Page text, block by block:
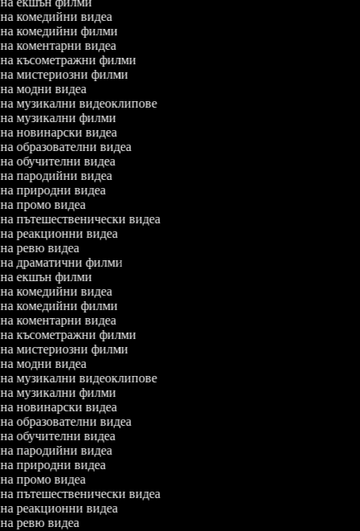
на комедийни видеа
на комедийни филми
на коментарни видеа
на късометражни филми
на мистериозни филми
на модни видеа
на музикални видеоклипове
на музикални филми
на новинарски видеа
на образователни видеа
на обучителни видеа
на пародийни видеа
на природни видеа
на промо видеа
на пътешественически видеа
на реакционни видеа
на ревю видеа
на драматични филми
на екшън филми
на комедийни видеа
на комедийни филми
на коментарни видеа
на късометражни филми
на мистериозни филми
на модни видеа
на музикални видеоклипове
на музикални филми
на новинарски видеа
на образователни видеа
на обучителни видеа
на пародийни видеа
на природни видеа
на промо видеа
на пътешественически видеа
на реакционни видеа
на ревю видеа